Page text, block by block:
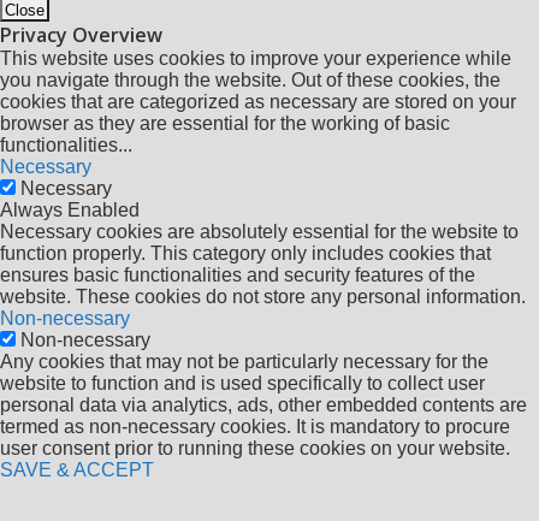
Close
Privacy Overview
This website uses cookies to improve your experience while
you navigate through the website. Out of these cookies, the
cookies that are categorized as necessary are stored on your
browser as they are essential for the working of basic
functionalities...
Necessary
Necessary
Always Enabled
Necessary cookies are absolutely essential for the website to
function properly. This category only includes cookies that
ensures basic functionalities and security features of the
website. These cookies do not store any personal information.
Non-necessary
Non-necessary
Any cookies that may not be particularly necessary for the
website to function and is used specifically to collect user
personal data via analytics, ads, other embedded contents are
termed as non-necessary cookies. It is mandatory to procure
user consent prior to running these cookies on your website.
SAVE & ACCEPT